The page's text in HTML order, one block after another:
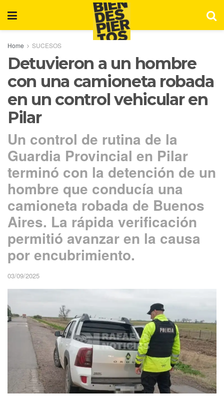
Home SUCESOS
Detuvieron a un hombre
con una camioneta robada
en un control vehicular en
Pilar
Un control de rutina de la
Guardia Provincial en Pilar
terminó con la detención de un
hombre que conducía una
camioneta robada de Buenos
Aires. La rápida verificación
permitió avanzar en la causa
por encubrimiento.
03/09/2025